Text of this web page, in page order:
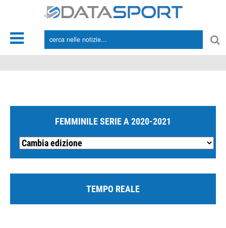
FEMMINILE SERIE A 2020-2021
TEMPO REALE